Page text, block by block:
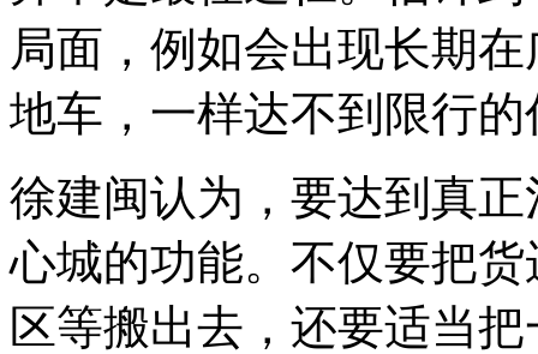
局面，例如会出现长期
地车，一样达不到限行的
徐建闽认为，要达到真
心城的功能。不仅要把
区等搬出去，还要适当